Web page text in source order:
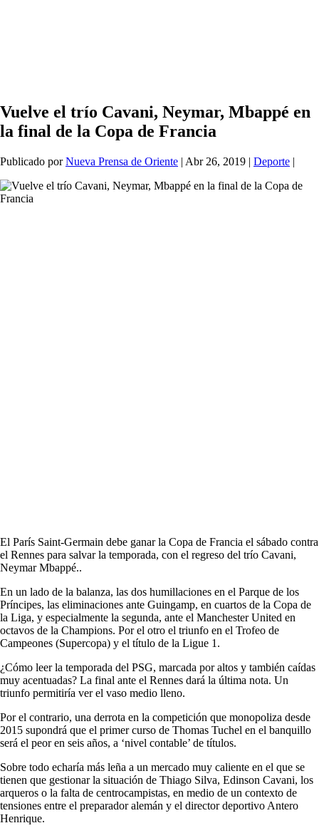
Vuelve el trío Cavani, Neymar, Mbappé en
la final de la Copa de Francia
Publicado porNueva Prensa de Oriente | Abr 26, 2019 | Deporte |
El París Saint-Germain debe ganar la Copa de Francia el sábado contra
el Rennes para salvar la temporada, con el regreso del trío Cavani,
Neymar Mbappé..
En un lado de la balanza, las dos humillaciones en el Parque de los
Príncipes, las eliminaciones ante Guingamp, en cuartos de la Copa de
la Liga, y especialmente la segunda, ante el Manchester United en
octavos de la Champions. Por el otro el triunfo en el Trofeo de
Campeones (Supercopa) y el título de la Ligue 1.
¿Cómo leer la temporada del PSG, marcada por altos y también caídas
muy acentuadas? La final ante el Rennes dará la última nota. Un
triunfo permitiría ver el vaso medio lleno.
Por el contrario, una derrota en la competición que monopoliza desde
2015 supondrá que el primer curso de Thomas Tuchel en el banquillo
será el peor en seis años, a ‘nivel contable’ de títulos.
Sobre todo echaría más leña a un mercado muy caliente en el que se
tienen que gestionar la situación de Thiago Silva, Edinson Cavani, los
arqueros o la falta de centrocampistas, en medio de un contexto de
tensiones entre el preparador alemán y el director deportivo Antero
Henrique.